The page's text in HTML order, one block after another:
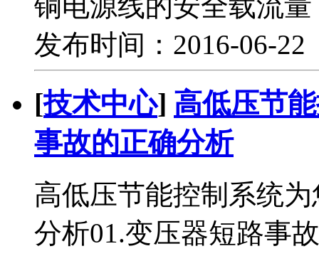
发布时间：2016-06-
[技术中心] 高低压节
事故的正确分析
高低压节能控制系统
分析01.变压器短路事